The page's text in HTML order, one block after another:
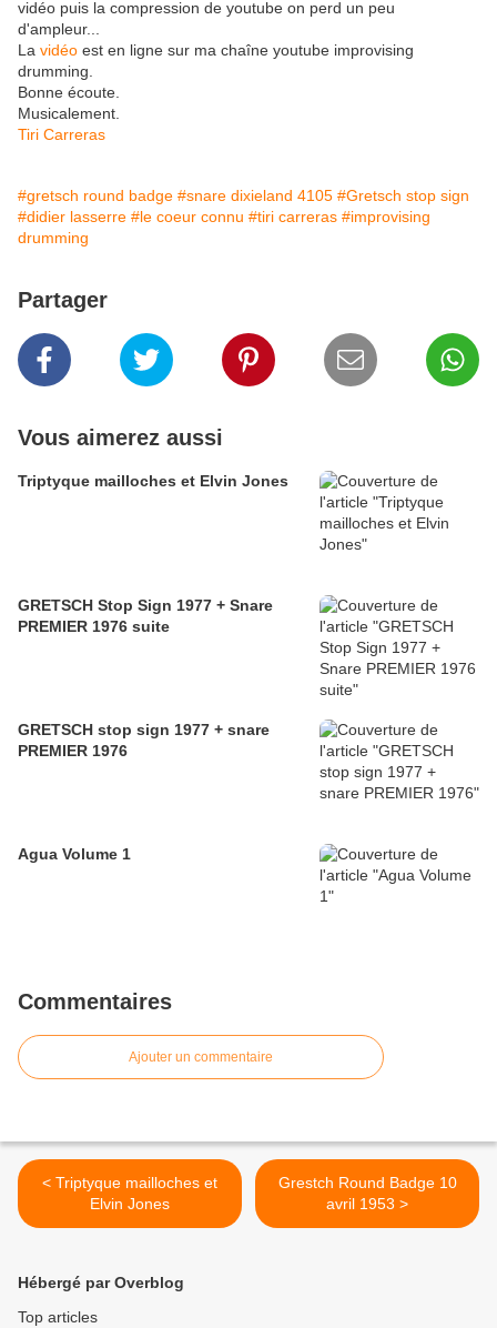
vidéo puis la compression de youtube on perd un peu
d'ampleur...
La vidéo est en ligne sur ma chaîne youtube improvising
drumming.
Bonne écoute.
Musicalement.
Tiri Carreras
#gretsch round badge #snare dixieland 4105 #Gretsch stop sign
#didier lasserre #le coeur connu #tiri carreras #improvising
drumming
Partager
Vous aimerez aussi
Triptyque mailloches et Elvin Jones
GRETSCH Stop Sign 1977 + Snare
PREMIER 1976 suite
GRETSCH stop sign 1977 + snare
PREMIER 1976
Agua Volume 1
Commentaires
Ajouter un commentaire
< Triptyque mailloches et
Elvin Jones
Grestch Round Badge 10
avril 1953 >
Hébergé par Overblog
Top articles